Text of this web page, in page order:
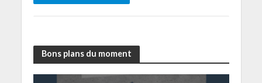
Bons plans du moment